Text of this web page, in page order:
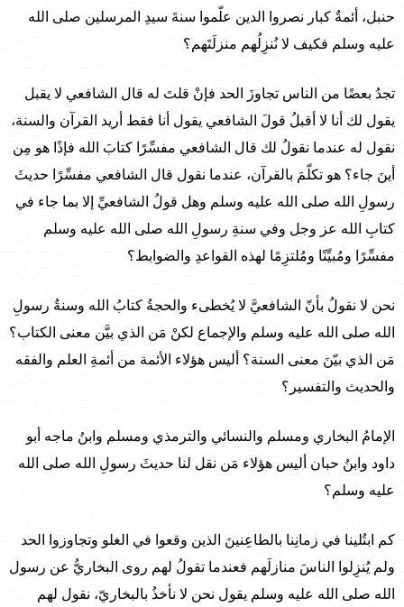
حنبل، أئمةٌ كبار نصروا الدين علّموا سنةَ سيدِ المرسلين صلى الله
عليه وسلم فكيف لا نُنزِلُهم منزلَتَهم؟
تجدُ بعضًا من الناس تجاوزَ الحد فإنْ قلتَ له قال الشافعي لا يقبل
يقول لك أنا لا أقبلُ قولَ الشافعي يقول أنا فقط أريد القرآن والسنة،
نقول له عندما نقولُ لك قال الشافعي مفسِّرًا كتابَ الله فإذًا هو مِن
أينَ جاء؟ هو تكلّمَ بالقرآن، عندما نقول قال الشافعي مفسِّرًا حديثَ
رسولِ الله صلى الله عليه وسلم وهل قولُ الشافعيِّ إلا بما جاء في
كتابِ الله عز وجل وفي سنةِ رسولِ الله صلى الله عليه وسلم
مفسِّرًا ومُبيِّنًا ومُلتزِمًا لهذه القواعدِ والضوابط؟
نحن لا نقولُ بأنّ الشافعيَّ لا يُخطىء والحجةُ كتابُ الله وسنةُ رسولِ
الله صلى الله عليه وسلم والإجماع لكنْ مَن الذي بيَّن معنى الكتاب؟
مَن الذي بيّنَ معنى السنة؟ أليس هؤلاء الأئمة من أئمةِ العلم والفقه
والحديث والتفسير؟
الإمامُ البخاري ومسلم والنسائي والترمذي ومسلم وابنُ ماجه أبو
داود وابنُ حبان أليس هؤلاء مَن نقل لنا حديثَ رسولِ الله صلى الله
عليه وسلم؟
كم ابتُلينا في زمانِنا بالطاعِنينَ الذين وقعوا في الغلو وتجاوزوا الحد
ولم يُنزِلوا الناسَ منازلَهم فعندما تقولُ لهم روى البخاريُّ عن رسول
الله صلى الله عليه وسلم يقول نحن لا نأخذُ بالبخاريّ، نقول لهم